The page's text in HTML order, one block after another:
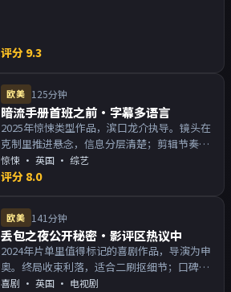
评分 9.3
欧美 125分钟
暗流手册首班之前·字幕多语言
2025年惊悚类型作品，滨口龙介执导。镜头在
克制里推进悬念，信息分层清楚；剪辑节奏利
落，观感顺滑。主演以演技派为主，适合喜欢
强叙事与人物关系的观众加入片单。
惊悚 · 英国 · 综艺
评分 8.0
欧美 141分钟
丢包之夜公开秘密·影评区热议中
2024年片单里值得标记的喜剧作品，导演为申
奥。终局收束利落，适合二刷抠细节；口碑向
与娱乐性兼顾。主演以演技派为主，适合喜欢
喜剧 · 英国 · 电视剧